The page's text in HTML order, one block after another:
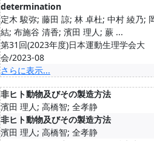
determination
定木 駿弥; 藤田 諒; 林 卓杜; 中村 綾乃;
結; 布施谷 清香; 濱田 理人; 蕨 ...
第31回(2023年度)日本運動生理学会大
会/2023-08
さらに表示...
非ヒト動物及びその製造方法
濱田 理人; 高橋智; 全孝静
非ヒト動物及びその製造方法
濱田 理人; 高橋智; 全孝静